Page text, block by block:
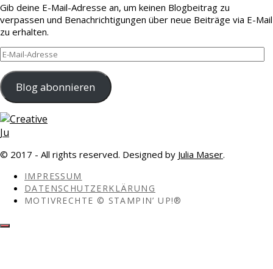
Gib deine E-Mail-Adresse an, um keinen Blogbeitrag zu
verpassen und Benachrichtigungen über neue Beiträge via E-Mail
zu erhalten.
E-
Mail-
Adresse
Blog abonnieren
© 2017 - All rights reserved. Designed by Julia Maser.
IMPRESSUM
DATENSCHUTZERKLÄRUNG
MOTIVRECHTE © STAMPIN’ UP!®